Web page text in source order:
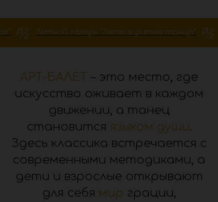
"Лето в ритме танца" Концерт
АРТ-БАЛЕТ – это место, где
искусство оживает в каждом
движении, а танец
становится языком души.
Здесь классика встречается с
современными методиками, а
дети и взрослые открывают
для себя мир грации,